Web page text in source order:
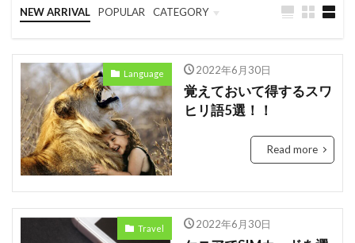
NEW ARRIVAL POPULAR CATEGORY
Language 2022年6月30日
覚えておいて得するスワ
ヒリ語5選！！
Read more
Travel 2022年6月30日
を利用者が徹底解説
スタートアップ
Swift
sim card
SIMカード
Soil Spain
Startup
Startups
sub-Saharan Africa
sue
Tanzania
Travis Kelce
Taylor Swift
Tech
the US
セディ
Sierra Leone 禁止
旅行
歌手 歌詞